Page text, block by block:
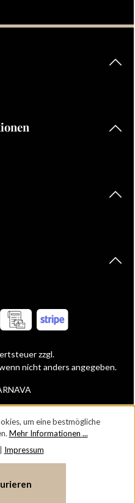
zur Kenntnis
zzgl.
nicht anders angegeben.
um eine bestmögliche
Mehr Informationen ...
Impressum